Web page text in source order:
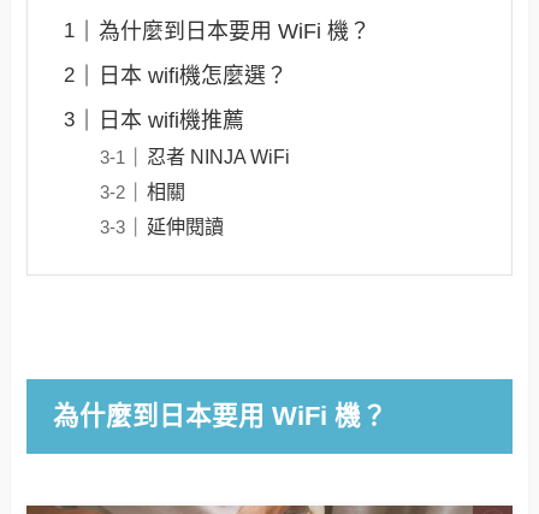
為什麼到日本要用 WiFi 機？
日本 wifi機怎麼選？
日本 wifi機推薦
忍者 NINJA WiFi
相關
延伸閱讀
為什麼到日本要用 WiFi 機？